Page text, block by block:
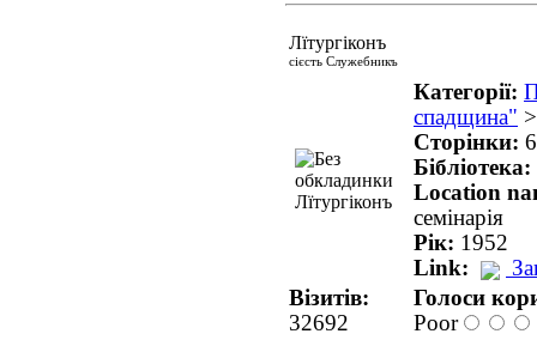
Лїтургіконъ
сієсть Служебникъ
Категорії:
спадщина"
Сторінки:
Бібліотека:
Location
семінарія
Рік: 1952
Link:
Візитів:
32692
Голоси
Poor